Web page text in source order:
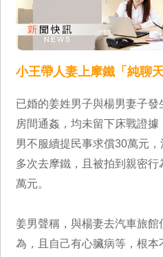
小王帶人妻上摩鐵「純聊天
已婚的姜姓男子與楊男妻子
房間通姦，均未留下床戰證
男不服續提民事求償30萬元
多次去摩鐵，且被拍到親密
萬元。
姜男聲稱，與楊妻去汽車旅
為，且自己有心臟病等，根